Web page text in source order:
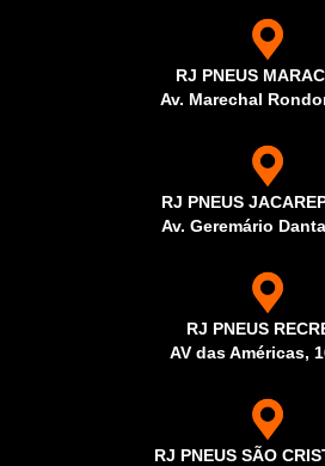
RJ PNEUS
Av. Marechal
RJ PNEUS
Av. Geremário
RJ PNEUS
AV das Américas,
RJ PNEUS SÃO